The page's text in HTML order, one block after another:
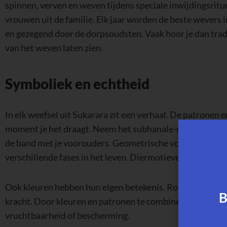
spinnen, verven en weven tijdens speciale
vrouwen uit de familie. Elk jaar worden de beste
en gezegend door de dorpsoudsten. Vaak hoor je dan
van het weven laten zien.
Symboliek en echtheid
In elk weefsel uit Sukarara zit een verhaal. De patronen
moment je het draagt. Neem het subhanale-motief, dat
de band met je voorouders. Geometrische vormen,
verschillende fases in het leven. Diermotieven staan
Ook kleuren hebben hun eigen betekenis. Rood
kracht. Door kleuren en patronen te combineren, krijgt
vruchtbaarheid of bescherming.